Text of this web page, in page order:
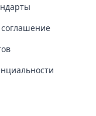
соглашение